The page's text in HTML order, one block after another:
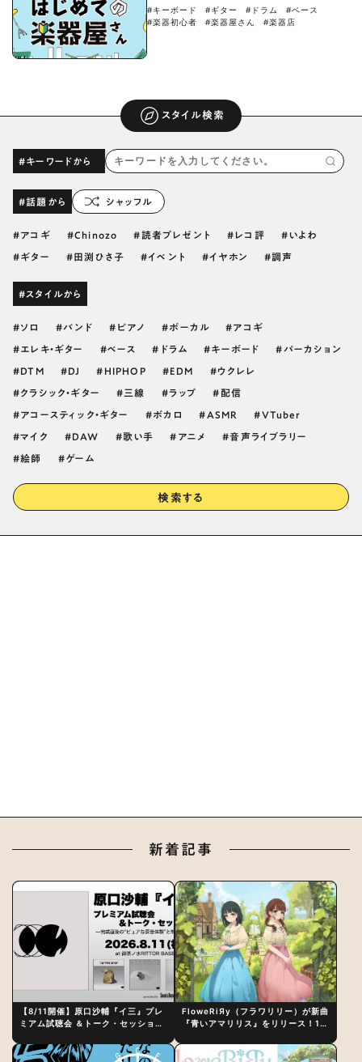
#キーボード #ギター #ドラム
#ベース
#楽器初心者
#楽器屋さん #楽器店
スタイル検索
#キーワードから
#話題から シャッフル
アコギ Chinozo 読者プレゼント レコ評 いよわ
ギター 田渕ひさ子 イベント イヤホン 調声
#スタイルから
ソロ バンド ピアノ ボーカル アコギ
エレキ・ギター ベース ドラム キーボード パーカション
DTM DJ HIPHOP EDM ウクレレ
クラシック・ギター 三線 ラップ 配信
アコースティック・ギター ボカロ ASMR VTuber
マイク DAW 歌い手 アニメ 音声ライブラリー
絵師 ゲーム
検索する
新着記事
【8/11開催】原口沙輔『イ三』プレ
ミアム試聴会 ＆トーク・セッション
制作秘話
FloweRiЯy（フラワリリー）が新曲
『青いアマリリス』をリリース！1st